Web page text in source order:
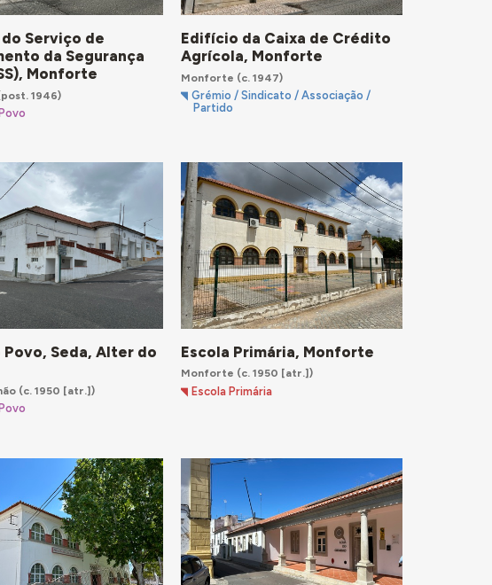
Serviço de
da Segurança
Monforte
1946)
Edifício da Caixa de Crédito
Agrícola, Monforte
Monforte (c. 1947)
Grémio / Sindicato / Associação /
Partido
Povo, Seda, Alter do
(c. 1950 [atr.])
Escola Primária, Monforte
Monforte (c. 1950 [atr.])
Escola Primária